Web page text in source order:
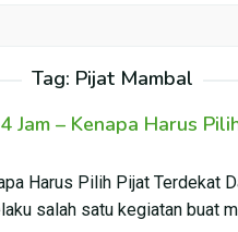
Tag: Pijat Mambal
Jam – Kenapa Harus
Harus Pilih Pijat Terdekat
salah satu kegiatan buat